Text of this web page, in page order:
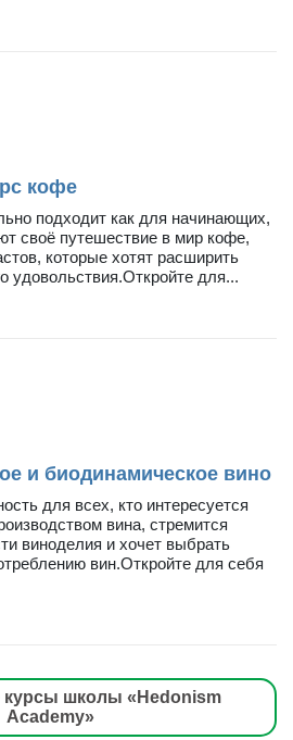
кофе
подходит как для начинающих,
своё путешествие в мир кофе,
которые хотят расширить
удовольствия.Откройте для...
и биодинамическое вино
для всех, кто интересуется
вина, стремится
виноделия и хочет выбрать
вин.Откройте для себя
курсы школы «Hedonism
Academy»